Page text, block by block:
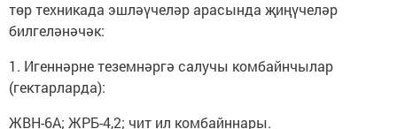
төр техникада эшләүчеләр арасында җиңүчеләр
билгеләнәчәк:
1. Игеннәрне теземнәргә салучы комбайнчылар
(гектарларда):
ЖВН-6А; ЖРБ-4,2; чит ил комбайннары.